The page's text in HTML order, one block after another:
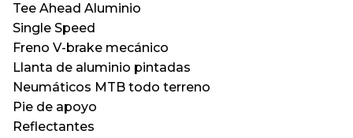
Tee Ahead Aluminio
Single Speed
Freno V-brake mecánico
Llanta de aluminio pintadas
Neumáticos MTB todo terreno
Pie de apoyo
Reflectantes